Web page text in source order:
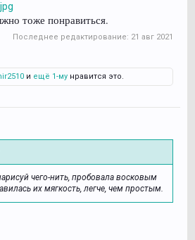
тоже понравиться.
Последнее редактирование: 21 авг 2021
и ещё 1-му нравится это.
чего-нить, пробовала восковым
их мягкость, легче, чем простым.